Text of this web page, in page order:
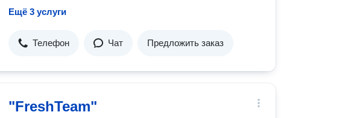
Ещё 3 услуги
Телефон Чат Предложить заказ
"FreshTeam"